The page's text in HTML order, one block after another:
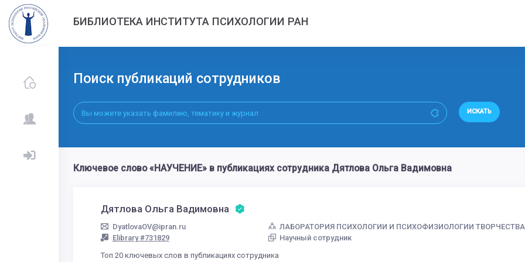
БИБЛИОТЕКА ИНСТИТУТА ПСИХОЛОГИИ РАН
Поиск публикаций сотрудников
ИСКАТЬ
Ключевое слово «НАУЧЕНИЕ» в публикациях сотрудника Дятлова Ольга Вадимовна
Дятлова Ольга Вадимовна
DyatlovaOV@ipran.ru
Elibrary #731829
ЛАБОРАТОРИЯ ПСИХОЛОГИИ И ПСИХОФИЗИОЛОГИИ ТВОРЧЕСТВА
Научный сотрудник
Топ 20 ключевых слов в публикациях сотрудника